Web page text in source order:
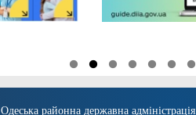
Одеська районна державна адміністрація